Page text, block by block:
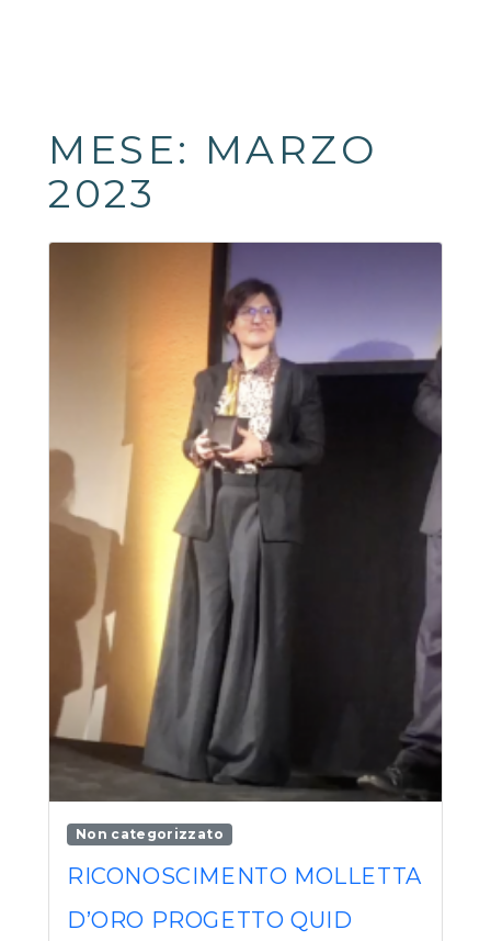
MESE: MARZO
2023
Non categorizzato
RICONOSCIMENTO MOLLETTA
D’ORO PROGETTO QUID